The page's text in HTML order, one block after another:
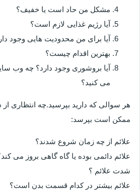
مشکل من حاد است یا خفیف؟
آیا رژیم غذایی لازم است؟
آیا برای من محدودیت هایی وجود
بهترین اقدام چیست؟
آیا بروشوری وجود دارد؟ چه وب
می کنید؟
هر سوالی که دارید بپرسید.چه انتظاری از
ممکن است بپرسد:
علائم از چه زمان شروع شدند؟
علائم دائمی بوده یا گاه گاهی بروز می
شدت علائم ؟
علائم بیشتر در کدام قسمت بدن است؟